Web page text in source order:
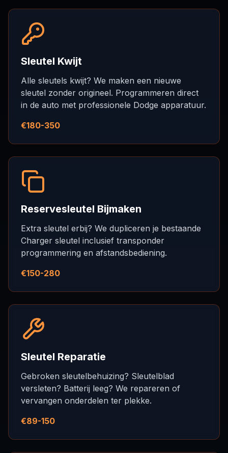
Sleutel Kwijt
Alle sleutels kwijt? We maken een nieuwe
sleutel zonder origineel. Programmeren direct
in de auto met professionele Dodge apparatuur.
€180-350
Reservesleutel Bijmaken
Extra sleutel erbij? We dupliceren je bestaande
Charger sleutel inclusief transponder
programmering en afstandsbediening.
€150-280
Sleutel Reparatie
Gebroken sleutelbehuizing? Sleutelblad
versleten? Batterij leeg? We repareren of
vervangen onderdelen ter plekke.
€89-150